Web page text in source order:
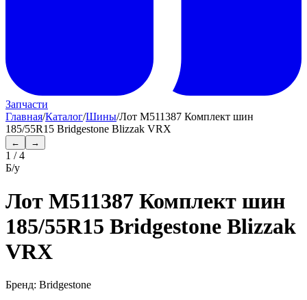
Запчасти
Главная/Каталог/Шины/Лот M511387 Комплект шин
185/55R15 Bridgestone Blizzak VRX
← →
1 /4
Б/у
Лот M511387 Комплект шин
185/55R15 Bridgestone Blizzak
VRX
Бренд: Bridgestone